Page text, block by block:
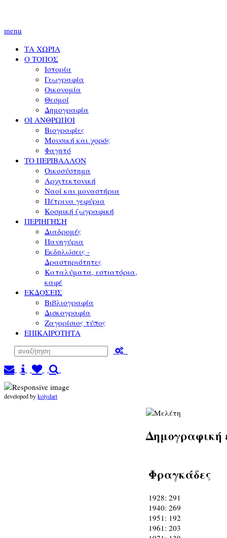
menu
ΤΑ ΧΩΡΙΑ
Ο ΤΟΠΟΣ
Ιστορία
Γεωγραφία
Οικονομία
Θεσμοί
Δημογραφία
ΟΙ ΑΝΘΡΩΠΟΙ
Βιογραφίες
Μουσική και χορός
Φαγητό
ΤΟ ΠΕΡΙΒΑΛΛΟΝ
Οικοσύστημα
Αρχιτεκτονική
Ναοί και μοναστήρια
Πέτρινα γεφύρια
Κοσμική ζωγραφική
ΠΕΡΙΗΓΗΣΗ
Διαδρομές
Πανηγύρια
Εκδηλώσεις -
Δραστηριότητες
Καταλύματα, εστιατόρια,
καφέ
ΕΚΔΟΣΕΙΣ
Βιβλιογραφία
Δισκογραφία
Ζαγορίσιος τύπος
ΕΠΙΚΑΙΡΟΤΗΤΑ
developed bykolydart
Δημογραφική
Φραγκάδες
1928: 291
1940: 269
1951: 192
1961: 203